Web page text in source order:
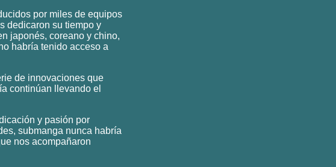
por miles de equipos
dedicaron su tiempo y
japonés, coreano y chino,
habría tenido acceso a
de innovaciones que
continúan llevando el
y pasión por
submanga nunca habría
nos acompañaron